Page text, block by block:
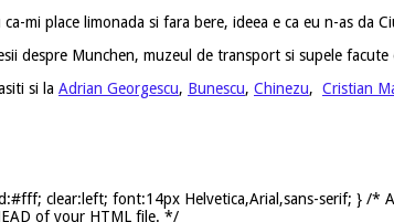
mi place limonada si fara bere, ideea e ca eu n-as da
despre Munchen, muzeul de transport si supele
si la Adrian Georgescu, Bunescu, Chinezu, Cristian
clear:left; font:14px Helvetica,Arial,sans-serif; } /*
of your HTML file. */